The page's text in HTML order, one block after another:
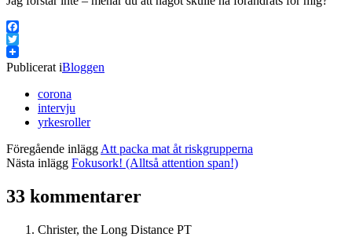
Facebook
Twitter
Publicerat iBloggen
corona
intervju
yrkesroller
Föregående inlägg Att packa mat åt riskgrupperna
Nästa inlägg Fokusork! (Alltså attention span!)
33 kommentarer
Christer, the Long Distance PT